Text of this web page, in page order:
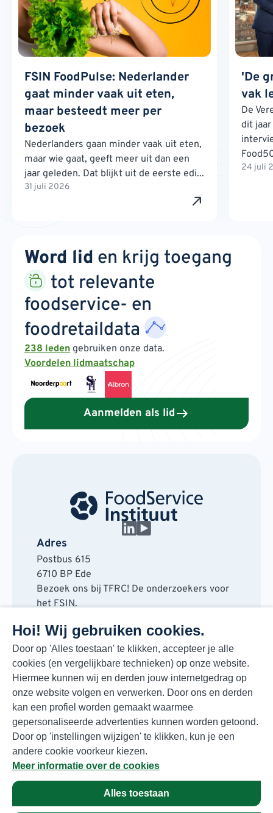
Hoi! Wij gebruiken cookies.
Door op 'Alles toestaan' te klikken, accepteer je alle
cookies (en vergelijkbare technieken) op onze website.
Hiermee kunnen wij en derden jouw internetgedrag op
onze website volgen en verwerken. Door ons en derden
kan een profiel worden gemaakt waarmee
gepersonaliseerde advertenties kunnen worden getoond.
Door op 'instellingen wijzigen' te klikken, kun je een
andere cookie voorkeur kiezen.
Meer informatie over de cookies
Alles toestaan
FSIN FoodPulse: Nederlander
gaat minder vaak uit eten,
maar besteedt meer per
bezoek
Nederlanders gaan minder vaak uit eten,
maar wie gaat, geeft meer uit dan een
jaar geleden. Dat blijkt uit de eerste edi...
31 juli 2026
'De
vak
De
dit
24 juli
Word lid en krijg toegang
tot relevante
foodservice- en
foodretaildata
238 leden gebruiken onze data.
Voordelen lidmaatschap
Aanmelden als lid
Adres
Postbus 615
6710 BP Ede
Bezoek ons bij TFRC! De onderzoekers voor
het FSIN.
6717 LT Ede
Contact
088 730 48 00
info@fsin.nl
Nieuwsbrief
Elke maand de beste insights en outlooks
voor de foodmarkt!
Inschrijven
© Copyright 2026 FSIN